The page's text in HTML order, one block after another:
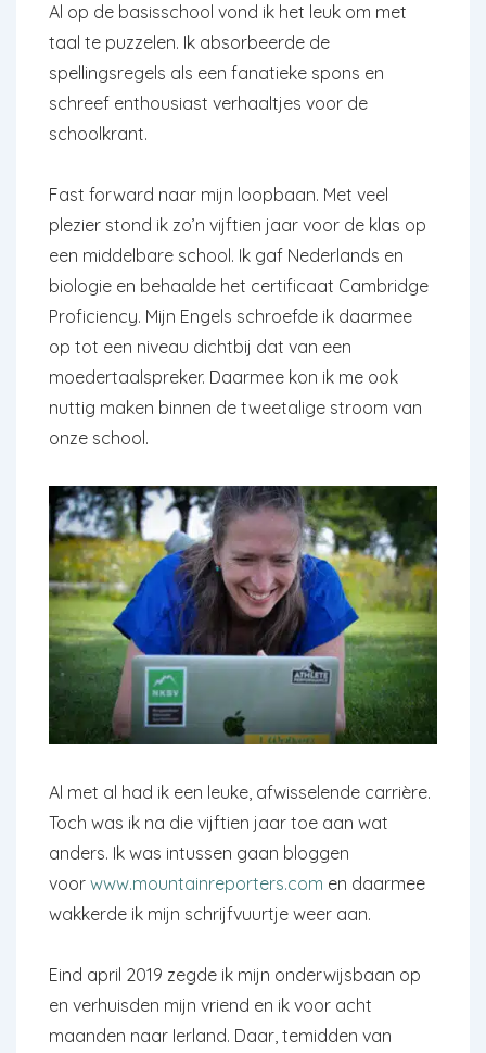
Al op de basisschool vond ik het leuk om met
taal te puzzelen. Ik absorbeerde de
spellingsregels als een fanatieke spons en
schreef enthousiast verhaaltjes voor de
schoolkrant.
Fast forward naar mijn loopbaan. Met veel
plezier stond ik zo’n vijftien jaar voor de klas op
een middelbare school. Ik gaf Nederlands en
biologie en behaalde het certificaat Cambridge
Proficiency. Mijn Engels schroefde ik daarmee
op tot een niveau dichtbij dat van een
moedertaalspreker. Daarmee kon ik me ook
nuttig maken binnen de tweetalige stroom van
onze school.
Al met al had ik een leuke, afwisselende carrière.
Toch was ik na die vijftien jaar toe aan wat
anders. Ik was intussen gaan bloggen
voor www.mountainreporters.com en daarmee
wakkerde ik mijn schrijfvuurtje weer aan.
Eind april 2019 zegde ik mijn onderwijsbaan op
en verhuisden mijn vriend en ik voor acht
maanden naar Ierland. Daar, temidden van